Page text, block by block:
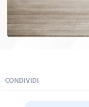
CONDIVIDI